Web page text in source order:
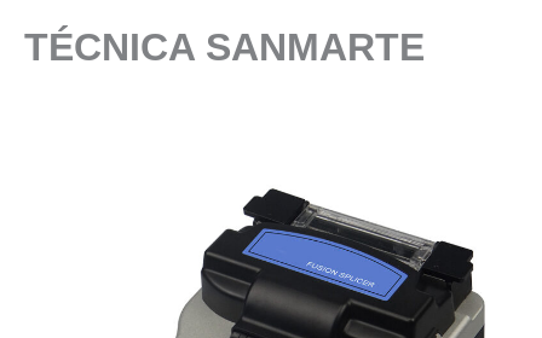
TÉCNICA SANMARTE